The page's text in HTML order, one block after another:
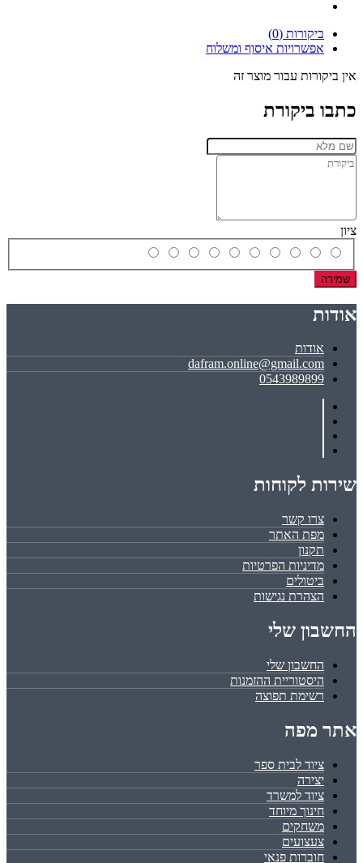
ביקורות (0)
אפשרויות איסוף ומשלוח
אין ביקורות עבור מוצר זה
כתבו ביקורת
ציון
שמירה
אודות
אודות
dafram.online@gmail.com
0543989899
שירות לקוחות
צרו קשר
מפת האתר
תקנון
מדיניות הפרטיות
ביטולים
הצהרת נגישות
החשבון שלי
החשבון שלי
היסטוריית ההזמנות
רשימת תפוצה
אתר מפה
ציוד לבית ספר
יצירה
ציוד למשרד
חינוך מיוחד
משחקים
צעצועים
חוברות פנאי